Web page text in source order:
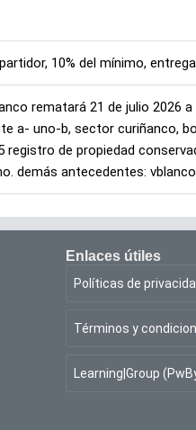
10% del mínimo,
rematará 21 de julio 2026
a- uno-b, sector curiñanco,
registro de propiedad
demás antecedentes:
Enlaces útiles
Políticas de
Términos y
Learning|Group